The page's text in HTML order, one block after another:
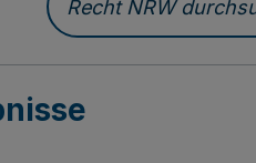
Recht NRW